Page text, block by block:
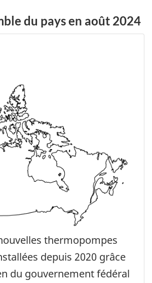
du pays en août 2024
thermopompes
depuis 2020 grâce
du gouvernement fédéral